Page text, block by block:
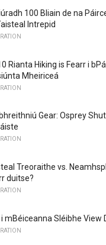
100 Bliain de na
Intrepid
Rianta Hiking is Fearr i
Mheiriceá
Gear: Osprey
Treoraithe vs.
duitse?
mBéiceanna Sléibhe View